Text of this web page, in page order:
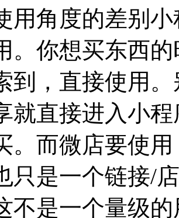
用角度的差别
。你想买东西
到，直接使用
就直接进入小
。而微店要使
只是一个链接/
不是一个量级